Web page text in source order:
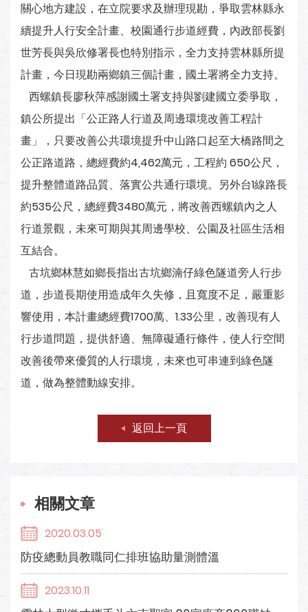
關心地方建設，在立院要求及辦理現勘，爭取雲林縣永
續提升人行安全計畫、校園通行步道經費，內政部長劉
世芳長與吳欣修署長也特別指示，全力支持雲林縣所提
計畫，今日現勘兩鄉鎮三個計畫，國土署將全力支持。
西螺鎮長廖秋萍感謝國土署支持與劉建國立委爭取，
鎮公所提出「公正路人行道及周邊環境改善工程計
畫」，只要改善公共環境提升中山路口起至大橋路間之
公正路道路，總經費約4,462萬元，工程約 650公尺，
提升整體道路品質、落實公共通行環境。另外台1線路長
約535公尺，總經費3480萬元，將改善西螺鎮內之人
行道景觀，未來可期與其周邊學校、公園及社區生活相
互結合。
古坑鄉林慧如鄉長指出古坑鄉湳仔綠色隧道旁人行步
道，步道長期使用造成年久失修，且寬度不足，嚴重影
響使用，本計畫總經費1700萬、1.33公里，改善現有人
行步道問題，提供舒適、無障礙通行條件，使人行空間
改善後帶來優質的人行環境，未來也可串連到綠色隧
道，做為整體動線安排。
返回上一頁
相關文章
2020.03.05
防疫總動員教職同仁排班協助量測體溫
2023.10.11